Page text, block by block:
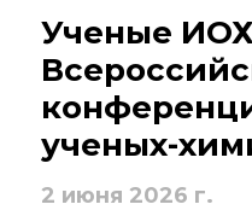
Администрация
института
Научные школы
Подразделения
Ученые
ученых-
2 июня 2026 г.